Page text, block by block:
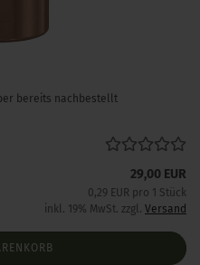
bereits nachbestellt
29,00 EUR
0,29 EUR pro 1 Stück
inkl. 19% MwSt. zzgl. Versand